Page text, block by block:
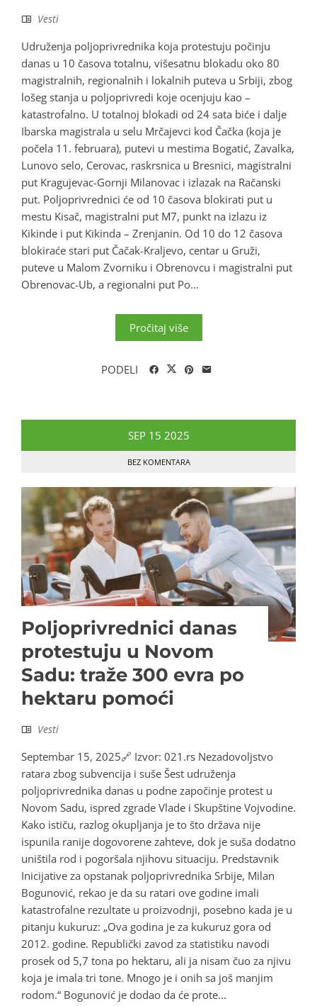
Vesti
Udruženja poljoprivrednika koja protestuju počinju
danas u 10 časova totalnu, višesatnu blokadu oko 80
magistralnih, regionalnih i lokalnih puteva u Srbiji, zbog
lošeg stanja u poljoprivredi koje ocenjuju kao –
katastrofalno. U totalnoj blokadi od 24 sata biće i dalje
Ibarska magistrala u selu Mrčajevci kod Čačka (koja je
počela 11. februara), putevi u mestima Bogatić, Zavalka,
Lunovo selo, Cerovac, raskrsnica u Bresnici, magistralni
put Kragujevac-Gornji Milanovac i izlazak na Račanski
put. Poljoprivrednici će od 10 časova blokirati put u
mestu Kisač, magistralni put M7, punkt na izlazu iz
Kikinde i put Kikinda – Zrenjanin. Od 10 do 12 časova
blokiraće stari put Čačak-Kraljevo, centar u Gruži,
puteve u Malom Zvorniku i Obrenovcu i magistralni put
Obrenovac-Ub, a regionalni put Po...
Pročitaj više
PODELI
SEP 15 2025
BEZ KOMENTARA
Poljoprivrednici danas
protestuju u Novom
Sadu: traže 300 evra po
hektaru pomoći
Vesti
Septembar 15, 2025🔗 Izvor: 021.rs Nezadovoljstvo
ratara zbog subvencija i suše Šest udruženja
poljoprivrednika danas u podne započinje protest u
Novom Sadu, ispred zgrade Vlade i Skupštine Vojvodine.
Kako ističu, razlog okupljanja je to što država nije
ispunila ranije dogovorene zahteve, dok je suša dodatno
uništila rod i pogoršala njihovu situaciju. Predstavnik
Inicijative za opstanak poljoprivrednika Srbije, Milan
Bogunović, rekao je da su ratari ove godine imali
katastrofalne rezultate u proizvodnji, posebno kada je u
pitanju kukuruz: „Ova godina je za kukuruz gora od
2012. godine. Republički zavod za statistiku navodi
prosek od 5,7 tona po hektaru, ali ja nisam čuo za njivu
koja je imala tri tone. Mnogo je i onih sa još manjim
rodom.“ Bogunović je dodao da će prote...